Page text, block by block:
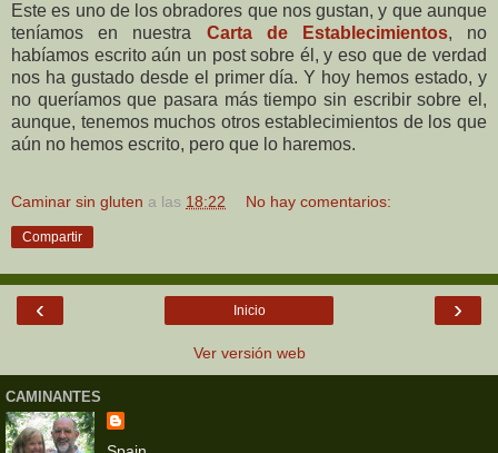
Este es uno de los obradores que nos gustan, y que aunque
teníamos en nuestra Carta de Establecimientos, no
habíamos escrito aún un post sobre él, y eso que de verdad
nos ha gustado desde el primer día. Y hoy hemos estado, y
no queríamos que pasara más tiempo sin escribir sobre el,
aunque, tenemos muchos otros establecimientos de los que
aún no hemos escrito, pero que lo haremos.
Caminar sin gluten a las 18:22 No hay comentarios:
Compartir
‹ ›
Inicio
Ver versión web
CAMINANTES